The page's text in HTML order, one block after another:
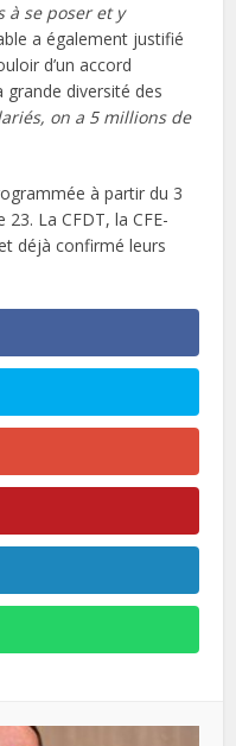
à se poser et y
a également justifié
d’un accord
diversité des
on a 5 millions de
à partir du 3
23. La CFDT, la CFE-
déjà confirmé leurs